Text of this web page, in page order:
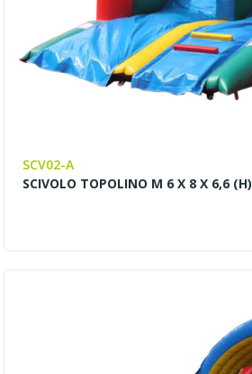
SCV02-A
SCIVOLO TOPOLINO M 6 X 8 X 6,6 (H)